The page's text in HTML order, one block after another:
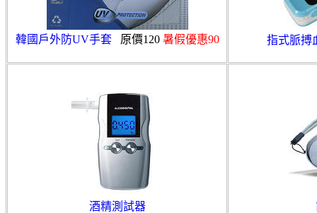
韓國戶外防UV手套原價120暑假優惠90 指式脈搏
酒精測試器